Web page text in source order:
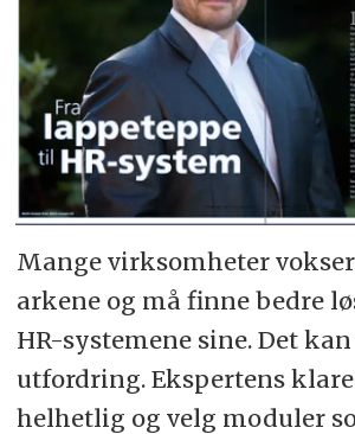
Mange virksomheter
arkene og må finne bedre
HR-systemene sine. Det
utfordring. Ekspertens
helhetlig og velg moduler